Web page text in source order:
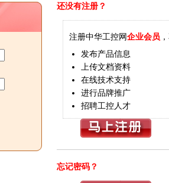
还没有注册？
注册中华工控网企业会员
发布产品信息
上传文档资料
在线技术支持
进行品牌推广
招聘工控人才
忘记密码？